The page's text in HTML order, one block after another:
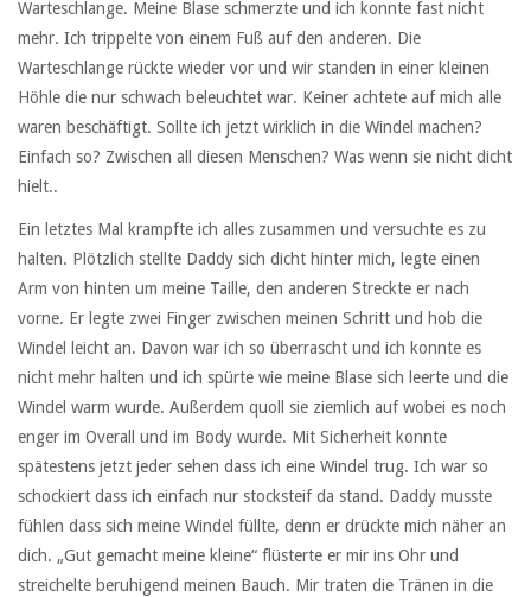
Warteschlange. Meine Blase schmerzte und ich konnte fast nicht
mehr. Ich trippelte von einem Fuß auf den anderen. Die
Warteschlange rückte wieder vor und wir standen in einer kleinen
Höhle die nur schwach beleuchtet war. Keiner achtete auf mich alle
waren beschäftigt. Sollte ich jetzt wirklich in die Windel machen?
Einfach so? Zwischen all diesen Menschen? Was wenn sie nicht dicht
hielt..
Ein letztes Mal krampfte ich alles zusammen und versuchte es zu
halten. Plötzlich stellte Daddy sich dicht hinter mich, legte einen
Arm von hinten um meine Taille, den anderen Streckte er nach
vorne. Er legte zwei Finger zwischen meinen Schritt und hob die
Windel leicht an. Davon war ich so überrascht und ich konnte es
nicht mehr halten und ich spürte wie meine Blase sich leerte und die
Windel warm wurde. Außerdem quoll sie ziemlich auf wobei es noch
enger im Overall und im Body wurde. Mit Sicherheit konnte
spätestens jetzt jeder sehen dass ich eine Windel trug. Ich war so
schockiert dass ich einfach nur stocksteif da stand. Daddy musste
fühlen dass sich meine Windel füllte, denn er drückte mich näher an
dich. „Gut gemacht meine kleine“ flüsterte er mir ins Ohr und
streichelte beruhigend meinen Bauch. Mir traten die Tränen in die